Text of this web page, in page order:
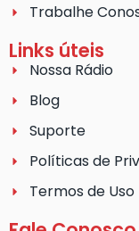
Trabalhe
Links úteis
Nossa Rádio
Blog
Suporte
Políticas de
Termos de Uso